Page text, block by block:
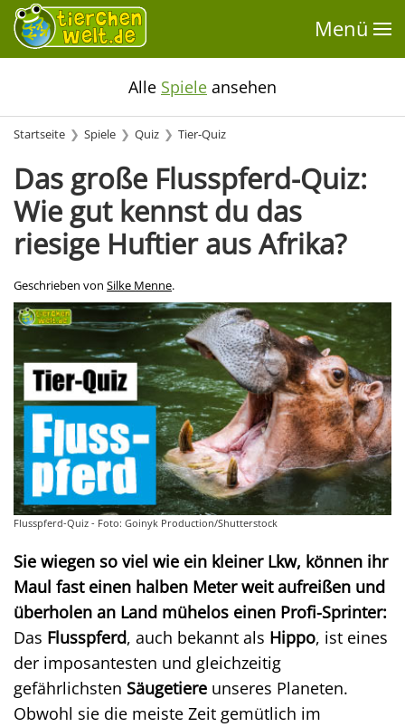
Menü
Alle Spiele ansehen
Startseite Spiele Quiz Tier-Quiz
Das große Flusspferd-Quiz:
Wie gut kennst du das
riesige Huftier aus Afrika?
Geschrieben von Silke Menne.
Flusspferd-Quiz - Foto: Goinyk Production/Shutterstock
Sie wiegen so viel wie ein kleiner Lkw, können ihr
Maul fast einen halben Meter weit aufreißen und
überholen an Land mühelos einen Profi-Sprinter:
Das Flusspferd, auch bekannt als Hippo, ist eines
der imposantesten und gleichzeitig
gefährlichsten Säugetiere unseres Planeten.
Obwohl sie die meiste Zeit gemütlich im